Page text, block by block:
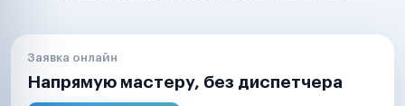
Заявка онлайн
Напрямую мастеру, без диспетчера